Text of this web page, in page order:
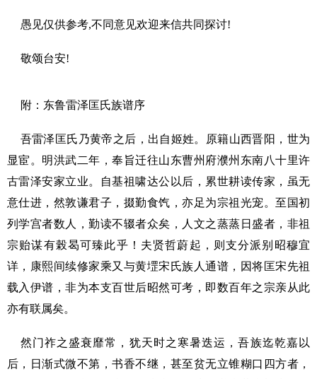
愚见仅供参考,不同意见欢迎来信共同探讨!
敬颂台安!
附：东鲁雷泽匡氏族谱序
吾雷泽匡氏乃黄帝之后，出自姬姓。原籍山西晋阳，世为
显宦。明洪武二年，奉旨迁往山东曹州府濮州东南八十里许
古雷泽安家立业。自基祖啸达公以后，累世耕读传家，虽无
意仕进，然敦谦君子，掇勤食饩，亦足为宗祖光宠。至国初
列学宫者数人，勤读不辍者众矣，人文之蒸蒸日盛者，非祖
宗贻谋有榖曷可臻此乎！夫贤哲蔚起，则支分派别昭穆宜
详，康熙间续修家乘又与黄堽宋氏族人通谱，因将匡宋先祖
载入伊谱，非为本支百世后昭然可考，即数百年之宗亲从此
亦有联属矣。
然门祚之盛衰靡常，犹天时之寒暑迭运，吾族迄乾嘉以
后，日渐式微不第，书香不继，甚至贫无立锥糊口四方者，